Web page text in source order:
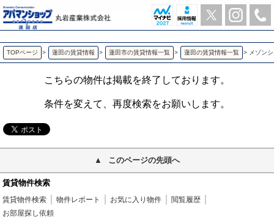
メゾンシルク 蓮田の1K賃貸アパート | アパマンショップ蓮田店-丸岩産業株式会社-
TOPページ > 蓮田の賃貸情報 > 蓮田市の賃貸情報一覧 > 蓮田の賃貸情報一覧 > メゾン
こちらの物件は掲載を終了しております。
条件を変えて、再度検索をお願いします。
このページの先頭へ
賃貸物件検索
賃貸物件検索 物件レポート お気に入り物件
閲覧履歴
お部屋探し依頼